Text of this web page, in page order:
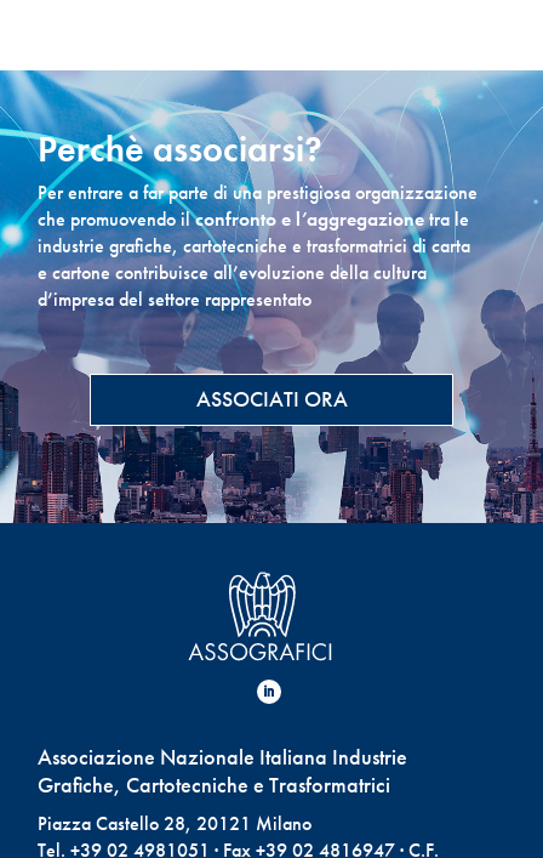
Perchè associarsi?
Per entrare a far parte di una prestigiosa organizzazione
che promuovendo ilconfronto e l’aggregazionetra le
industrie grafiche, cartotecniche e trasformatrici di carta
e cartone contribuisce all’evoluzione della cultura
d’impresa del settore rappresentato
ASSOCIATI ORA
Associazione Nazionale Italiana Industrie
Grafiche, Cartotecniche e Trasformatrici
Piazza Castello 28, 20121 Milano
Tel. +39 02 4981051 · Fax +39 02 4816947 · C.F.